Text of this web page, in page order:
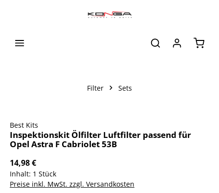
Filter Sets
Best Kits
Inspektionskit Ölfilter Luftfilter passend für
Opel Astra F Cabriolet 53B
14,98 €
Inhalt: 1 Stück
Preise inkl. MwSt. zzgl. Versandkosten